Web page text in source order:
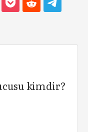
kimdir?